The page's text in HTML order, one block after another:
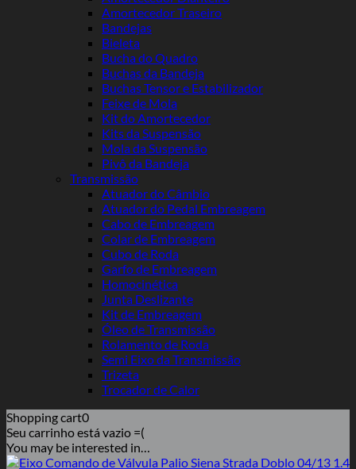
Amortecedor Traseiro
Bandejas
Bieleta
Bucha do Quadro
Buchas da Bandeja
Buchas Tensor e Estabilizador
Feixe de Mola
Kit do Amortecedor
Kits da Suspensão
Mola da Suspensão
Pivô da Bandeja
Transmissão
Atuador do Câmbio
Atuador do Pedal Embreagem
Cabo de Embreagem
Colar de Embreagem
Cubo de Roda
Garfo de Embreagem
Homocinética
Junta Deslizante
Kit de Embreagem
Óleo de Transmissão
Rolamento de Roda
Semi Eixo da Transmissão
Trizeta
Trocador de Calor
Shopping cart0
Seu carrinho está vazio =(
You may be interested in…